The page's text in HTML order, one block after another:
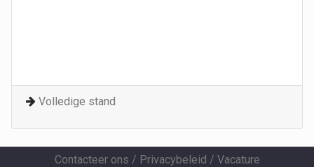
Volledige stand
Contacteer ons / Privacybeleid / Vacature